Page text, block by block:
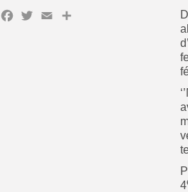
4
Facebook
Twitter
EmailPartager